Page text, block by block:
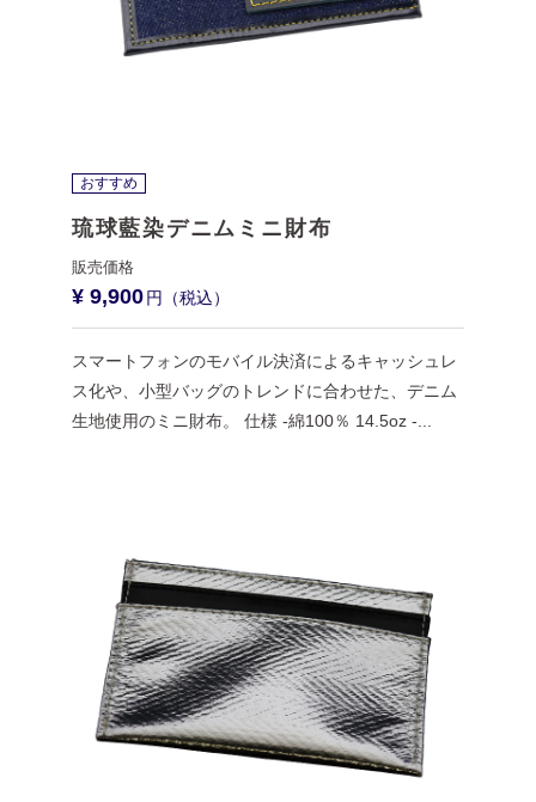
おすすめ
琉球藍染デニムミニ財布
¥ 9,900
スマートフォンのモバイル決済によるキャッシュレ
ス化や、小型バッグのトレンドに合わせた、デニム
生地使用のミニ財布。 仕様 -綿100％ 14.5oz -...